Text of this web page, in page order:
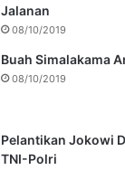
Jalanan
08/10/2019
Buah Simalakama
08/10/2019
Pelantikan Jokowi
TNI-Polri